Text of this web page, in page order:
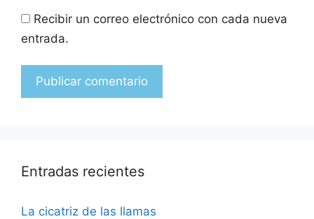
Recibir un correo electrónico con cada nueva
entrada.
Entradas recientes
La cicatriz de las llamas